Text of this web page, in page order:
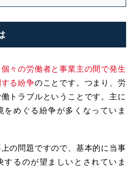
個々の労働者と事業主の間で発生
る紛争のことです。つまり、労
トラブルということです。主に
をめぐる紛争が多くなっていま
の問題ですので、基本的に当事
するのが望ましいとされていま